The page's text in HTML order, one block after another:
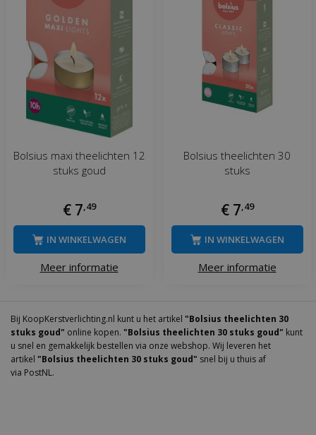
Bolsius maxi theelichten 12
stuks goud
€ 7,49
Meer informatie
IN WINKELWAGEN
Bolsius theelichten 30
stuks
€ 7,49
Meer informatie
IN WINKELWAGEN
Bij KoopKerstverlichting.nl kunt u het artikel "Bolsius theelichten 30
stuks goud" online kopen. "Bolsius theelichten 30 stuks goud" kunt
u snel en gemakkelijk bestellen via onze webshop. Wij leveren het
artikel "Bolsius theelichten 30 stuks goud" snel bij u thuis af
via PostNL.